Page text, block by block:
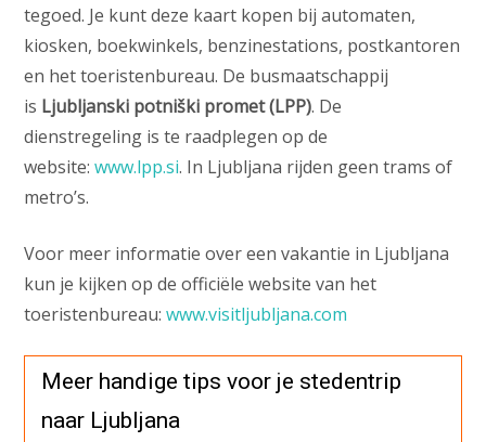
tegoed. Je kunt deze kaart kopen bij automaten,
kiosken, boekwinkels, benzinestations, postkantoren
en het toeristenbureau. De busmaatschappij
is Ljubljanski potniški promet (LPP). De
dienstregeling is te raadplegen op de
website:www.lpp.si. In Ljubljana rijden geen trams of
metro’s.
Voor meer informatie over een vakantie in Ljubljana
kun je kijken op de officiële website van het
toeristenbureau:www.visitljubljana.com
Meer handige tips voor je stedentrip
naar Ljubljana